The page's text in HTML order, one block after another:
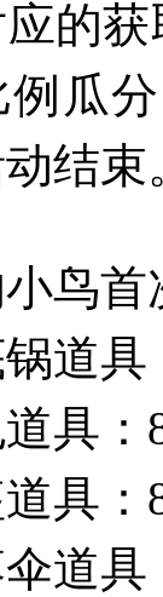
的
瓜
结束
小鸟
道具
具：
具：
道具